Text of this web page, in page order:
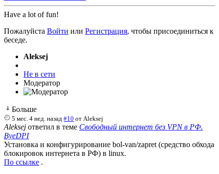
Have a lot of fun!
Пожалуйста Войти или Регистрация, чтобы присоединиться к
беседе.
Aleksej
Не в сети
Модератор
Больше
5 мес. 4 нед. назад #10 отAleksej
Aleksej ответил в теме Свободный интернет без VPN в РФ.
ByeDPI
Установка и конфигурирование bol-van/zapret (средство обхода
блокировок интернета в РФ) в linux.
По ссылке .